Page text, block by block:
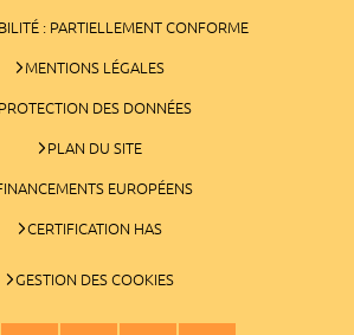
: PARTIELLEMENT CONFORME
MENTIONS LÉGALES
PROTECTION DES DONNÉES
PLAN DU SITE
EUROPÉENS
CERTIFICATION HAS
GESTION DES COOKIES